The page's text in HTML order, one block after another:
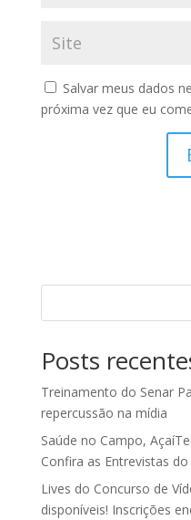
Salvar meus dados
próxima vez que eu
Posts
Treinamento do Senar
repercussão na mídia
Saúde no Campo,
Confira as Entrevistas
Lives do Concurso de
disponíveis! Inscrições